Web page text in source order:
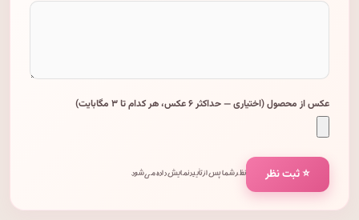
عکس از محصول (اختیاری — حداکثر ۶ عکس، هر کدام تا ۳ مگابایت)
⭐ ثبت نظر نظر شما پس از تأیید نمایش داده می‌شود.